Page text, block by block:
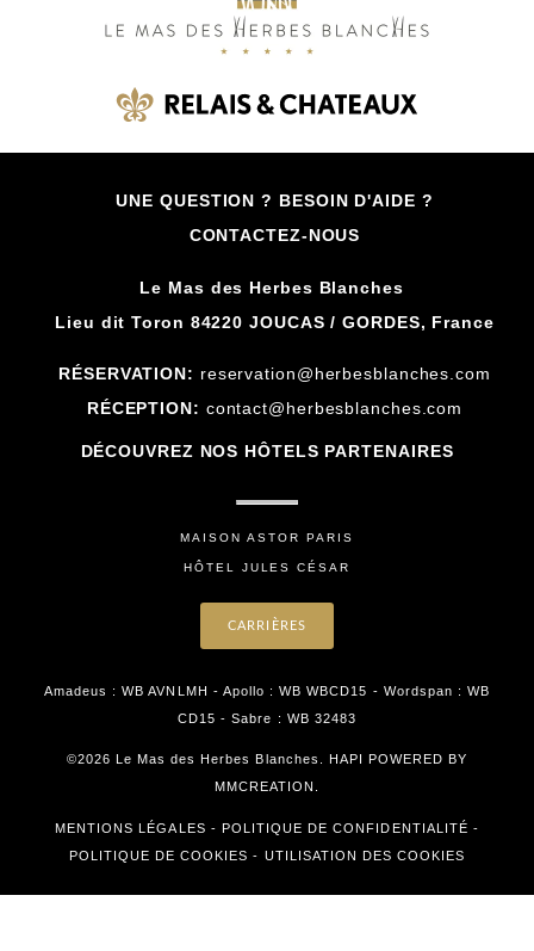
DÉCOUVREZ NOS HÔTELS PARTENAIRES
MAISON ASTOR PARIS
HÔTEL JULES CÉSAR
CARRIÈRES
UNE QUESTION ? BESOIN D'AIDE ?
CONTACTEZ-NOUS
Le Mas des Herbes Blanches
Lieu dit Toron 84220 JOUCAS / GORDES, France
RÉSERVATION: reservation@herbesblanches.com
RÉCEPTION: contact@herbesblanches.com
Amadeus : WB AVNLMH - Apollo : WB WBCD15 - Wordspan : WB
CD15 - Sabre : WB 32483
©2026 Le Mas des Herbes Blanches. HAPI POWERED BY
MMCREATION.
MENTIONS LÉGALES - POLITIQUE DE CONFIDENTIALITÉ -
POLITIQUE DE COOKIES - UTILISATION DES COOKIES